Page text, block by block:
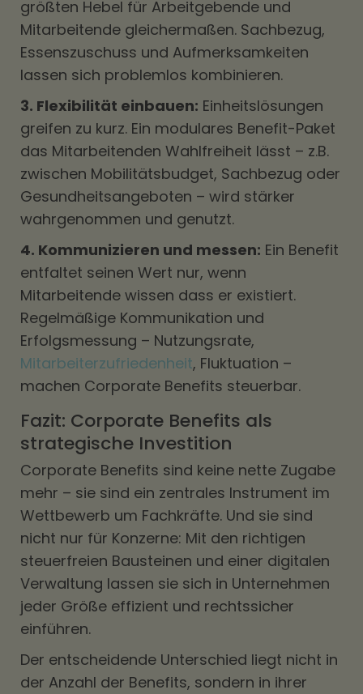
größten Hebel für Arbeitgebende und
Mitarbeitende gleichermaßen. Sachbezug,
Essenszuschuss und Aufmerksamkeiten
lassen sich problemlos kombinieren.
3. Flexibilität einbauen: Einheitslösungen
greifen zu kurz. Ein modulares Benefit-Paket
das Mitarbeitenden Wahlfreiheit lässt – z.B.
zwischen Mobilitätsbudget, Sachbezug oder
Gesundheitsangeboten – wird stärker
wahrgenommen und genutzt.
4. Kommunizieren und messen: Ein Benefit
entfaltet seinen Wert nur, wenn
Mitarbeitende wissen dass er existiert.
Regelmäßige Kommunikation und
Erfolgsmessung – Nutzungsrate,
Mitarbeiterzufriedenheit, Fluktuation –
machen Corporate Benefits steuerbar.
Fazit: Corporate Benefits als
strategische Investition
Corporate Benefits sind keine nette Zugabe
mehr – sie sind ein zentrales Instrument im
Wettbewerb um Fachkräfte. Und sie sind
nicht nur für Konzerne: Mit den richtigen
steuerfreien Bausteinen und einer digitalen
Verwaltung lassen sie sich in Unternehmen
jeder Größe effizient und rechtssicher
einführen.
Der entscheidende Unterschied liegt nicht in
der Anzahl der Benefits, sondern in ihrer